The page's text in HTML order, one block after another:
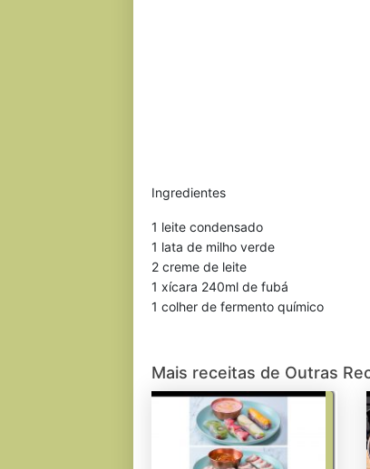
Ingredientes
1 leite condensado
1 lata de milho verde
2 creme de leite
1 xícara 240ml de fubá
1 colher de fermento químico
Mais receitas de Outras